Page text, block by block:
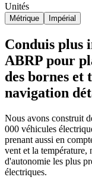
Unités
Métrique Impérial
Conduis plus
ABRP pour
des bornes et
navigation
Nous avons construit
000 véhicules
prenant aussi en
vent et la température,
d'autonomie les plus
électriques.